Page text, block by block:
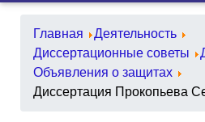
Главная
Деятельность
Диссертационные советы
Объявления о защитах
Диссертация Прокопьева